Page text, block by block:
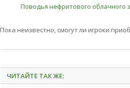
Поводья нефритового облачного
Пока неизвестно, смогут ли игроки
ЧИТАЙТЕ ТАК ЖЕ: